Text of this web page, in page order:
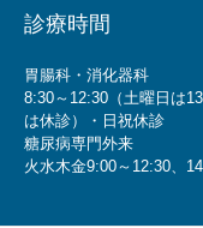
診療時間
胃腸科・消化器科
8:30～12:30（土曜日は
は休診）・日祝休診
糖尿病専門外来
火水木金9:00～12:30、